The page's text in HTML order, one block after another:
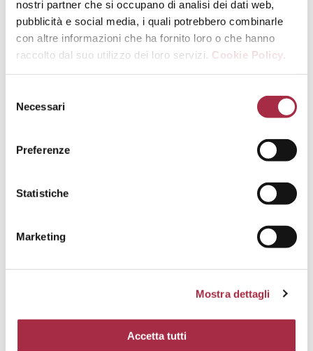
nostri partner che si occupano di analisi dei dati web,
pubblicità e social media, i quali potrebbero combinarle
con altre informazioni che ha fornito loro o che hanno
raccolto dal suo utilizzo dei loro servizi. Cookie Policy.
Necessari
Preferenze
Statistiche
Marketing
Mostra dettagli
Accetta tutti
Balsamique de Modène IGP
Crumble de légumes rôtis au Vinaigre
amandes